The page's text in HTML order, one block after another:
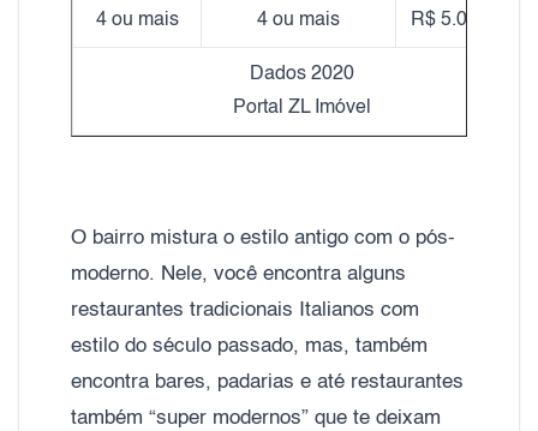
4 ou mais 4 ou mais R$ 5.010,00
Dados 2020
Portal ZL Imóvel
O bairro mistura o estilo antigo com o pós-
moderno. Nele, você encontra alguns
restaurantes tradicionais Italianos com
estilo do século passado, mas, também
encontra bares, padarias e até restaurantes
também “super modernos” que te deixam